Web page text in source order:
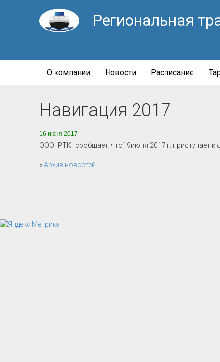
Региональная
О компании Новости Расписание
Навигация 2017
16 июня 2017
ООО "РТК" сообщает, что19июня 2017 г. приступает
«Архив новостей